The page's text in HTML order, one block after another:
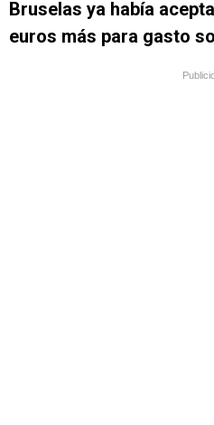
Bruselas ya había
euros más para gasto